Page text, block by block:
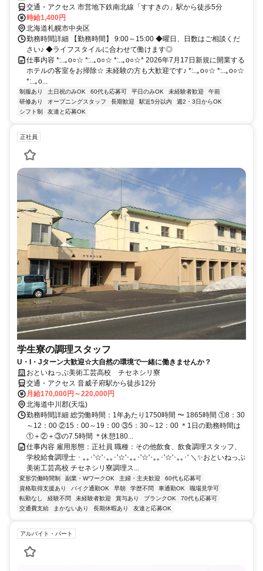
交通・アクセス 市営地下鉄南北線「すすきの」駅から徒歩5分
時給1,400円
北海道札幌市中央区
勤務時間詳細 【勤務時間】 9:00～15:00 ◆曜日、日数はご相談くだ
さい♪ ◆ライフスタイルに合わせて働けます◎
仕事内容 *:..｡o○☆ *:..｡o○☆ *:..｡o○☆* 2026年7月17日新規に開業する
ホテルの客室をお掃除☆ 未経験の方も大歓迎です♪ *:..｡o○☆ *:..｡o○☆
*:..｡o...
制服あり 土日祝のみOK 60代も応募可 平日のみOK 未経験者歓迎
午前
研修あり
オープニングスタッフ 長期歓迎 駅近5分以内
週2・3日からOK
シフト制
友達と応募OK
正社員
学生寮の調理スタッフ
U・I・Jターン大歓迎☆大自然の環境で一緒に働きませんか？
おといねっぷ美術工芸高校 チセネシリ寮
交通・アクセス 音威子府駅から徒歩12分
月給170,000円～220,000円
北海道中川郡(天塩)
勤務時間詳細 総労働時間：1年あたり1750時間 〜 1865時間 ①8：30
～12：00 ②15：00～19：00 ③5：30～12：00 ＊1日の勤務時間は
①＋②＋③の7.5時間 ＊休憩180...
仕事内容 雇用形態：正社員 職種：その他飲食、飲食調理スタッフ、
学校給食調理士 ･ ｡｡･'☆'･｡｡･'☆'･｡｡･'☆'･｡｡･'☆'･｡｡･' ＼✨おといねっぷ
美術工芸高校 チセネシリ寮調理ス...
変形労働時間制 副業・WワークOK 主婦・主夫歓迎
60代も応募可
資格取得支援あり
バイク通勤OK 早朝 学歴不問 車通勤OK
職場見学可
転勤なし
経験不問 未経験者歓迎 賞与あり ブランクOK
70代も応募可
交通費支給
まかないあり 長期休暇あり 友達と応募OK
アルバイト・パート